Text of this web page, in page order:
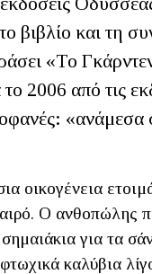
βιβλίο και τη
«Το
2006 από τις
«ανάμεσα
οικογένεια
Ο ανθοπώλης
για τα
καλύβια